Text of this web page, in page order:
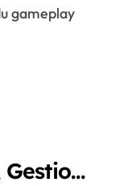
gameplay